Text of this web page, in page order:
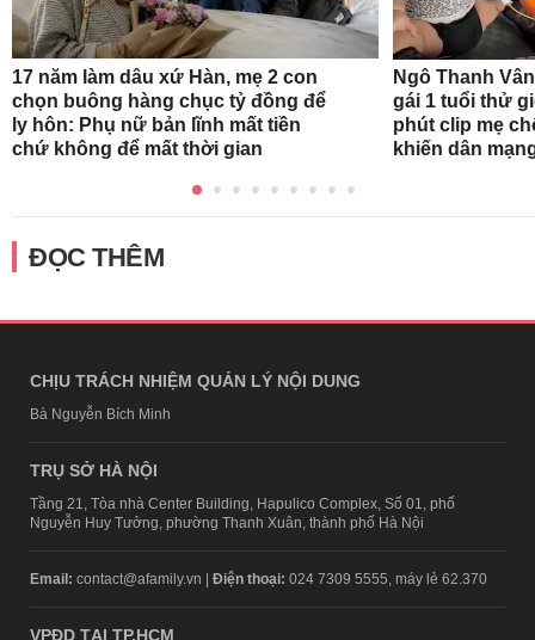
17 năm làm dâu xứ Hàn, mẹ 2 con
chọn buông hàng chục tỷ đồng để
ly hôn: Phụ nữ bản lĩnh mất tiền
chứ không để mất thời gian
Ngô Thanh
gái 1 tuổi thử
phút clip mẹ
khiến dân
ĐỌC THÊM
CHỊU TRÁCH NHIỆM QUẢN LÝ NỘI DUNG
Bà Nguyễn Bích Minh
TRỤ SỞ HÀ NỘI
Tầng 21, Tòa nhà Center Building, Hapulico Complex, Số 01, phố
Nguyễn Huy Tưởng, phường Thanh Xuân, thành phố Hà Nội
Email: contact@afamily.vn | Điện thoại: 024 7309 5555, máy lẻ 62.370
VPĐD TẠI TP.HCM